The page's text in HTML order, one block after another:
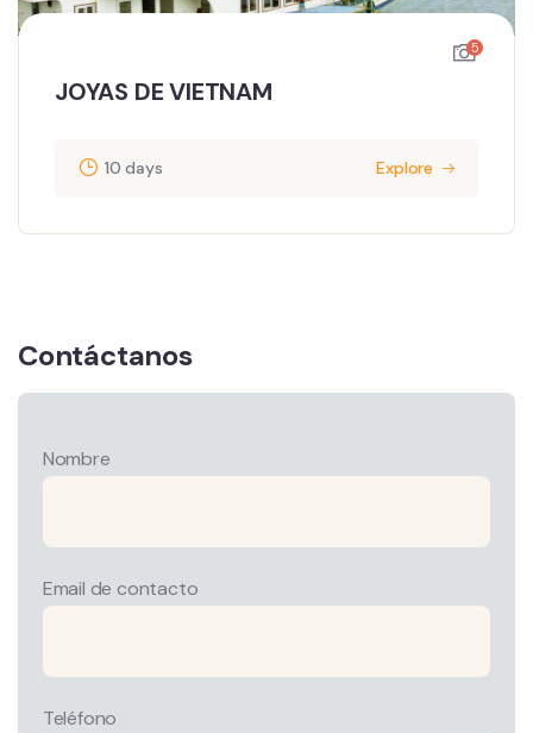
5
JOYAS DE VIETNAM
10 days Explore
Contáctanos
Nombre
Email de contacto
Teléfono